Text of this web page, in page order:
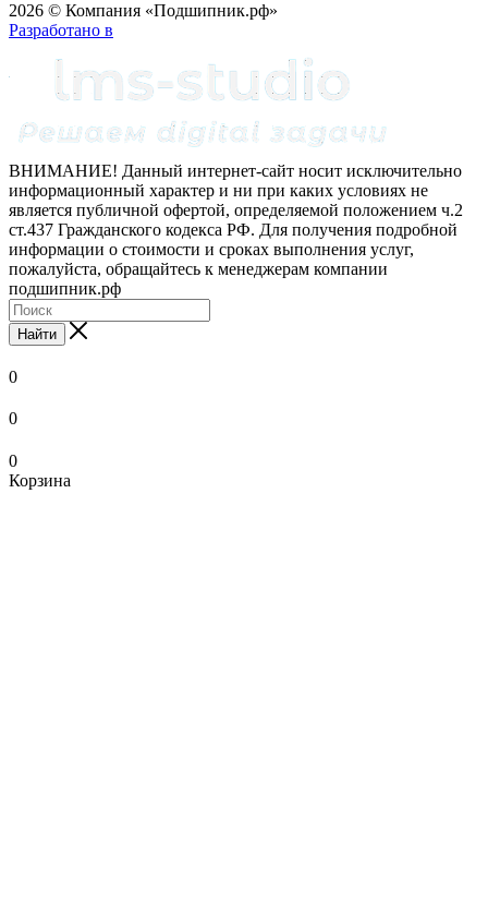
2026 © Компания «Подшипник.рф»
Разработано в
ВНИМАНИЕ! Данный интернет-сайт носит исключительно
информационный характер и ни при каких условиях не
является публичной офертой, определяемой положением ч.2
ст.437 Гражданского кодекса РФ. Для получения подробной
информации о стоимости и сроках выполнения услуг,
пожалуйста, обращайтесь к менеджерам компании
подшипник.рф
Найти
0
0
0
Корзина